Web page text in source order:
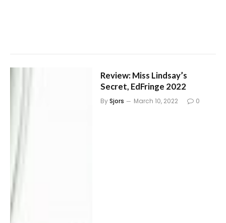
Review: Miss Lindsay’s
Secret, EdFringe 2022
BySjors March 10, 2022 0